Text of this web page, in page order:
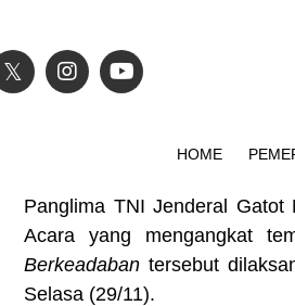
HOME
Panglima TNI Jenderal Gatot
Acara yang mengangkat
Berkeadaban tersebut
Selasa (29/11).